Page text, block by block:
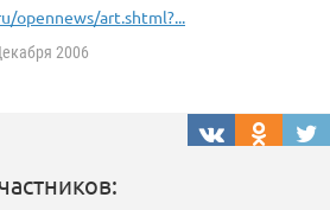
opennews/art.shtml?...
2006